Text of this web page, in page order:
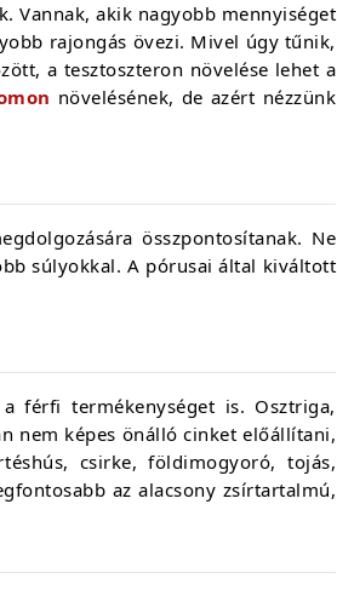
Vannak, akik nagyobb mennyiséget
rajongás övezi. Mivel úgy tűnik,
a tesztoszteron növelése lehet a
növelésének, de azért nézzünk
összpontosítanak. Ne
súlyokkal. A pórusai által kiváltott
férfi termékenységet is. Osztriga,
nem képes önálló cinket előállítani,
csirke, földimogyoró, tojás,
az alacsony zsírtartalmú,